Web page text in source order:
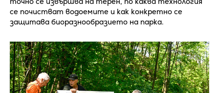
се почистват водоемите и как конкретно се
защитава биоразнообразието на парка.